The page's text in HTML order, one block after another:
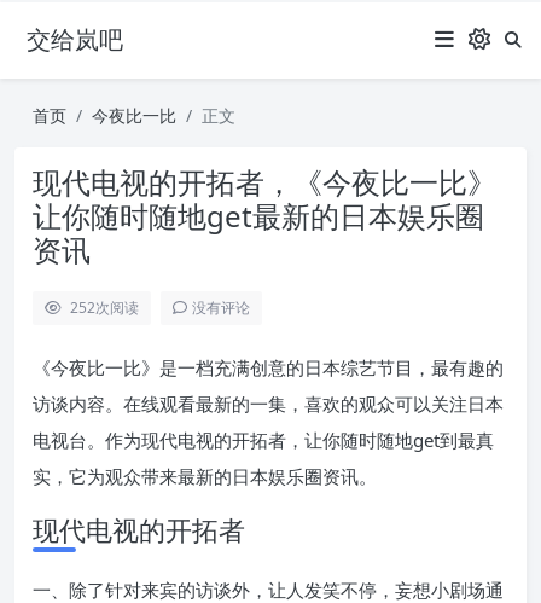
交给岚吧
首页 今夜比一比 正文
现代电视的开拓者，《今夜比一比》
让你随时随地get最新的日本娱乐圈
资讯
252次阅读 没有评论
《今夜比一比》是一档充满创意的日本综艺节目，最有趣的
访谈内容。在线观看最新的一集，喜欢的观众可以关注日本
电视台。作为现代电视的开拓者，让你随时随地get到最真
实，它为观众带来最新的日本娱乐圈资讯。
现代电视的开拓者
一、除了针对来宾的访谈外，让人发笑不停，妄想小剧场通